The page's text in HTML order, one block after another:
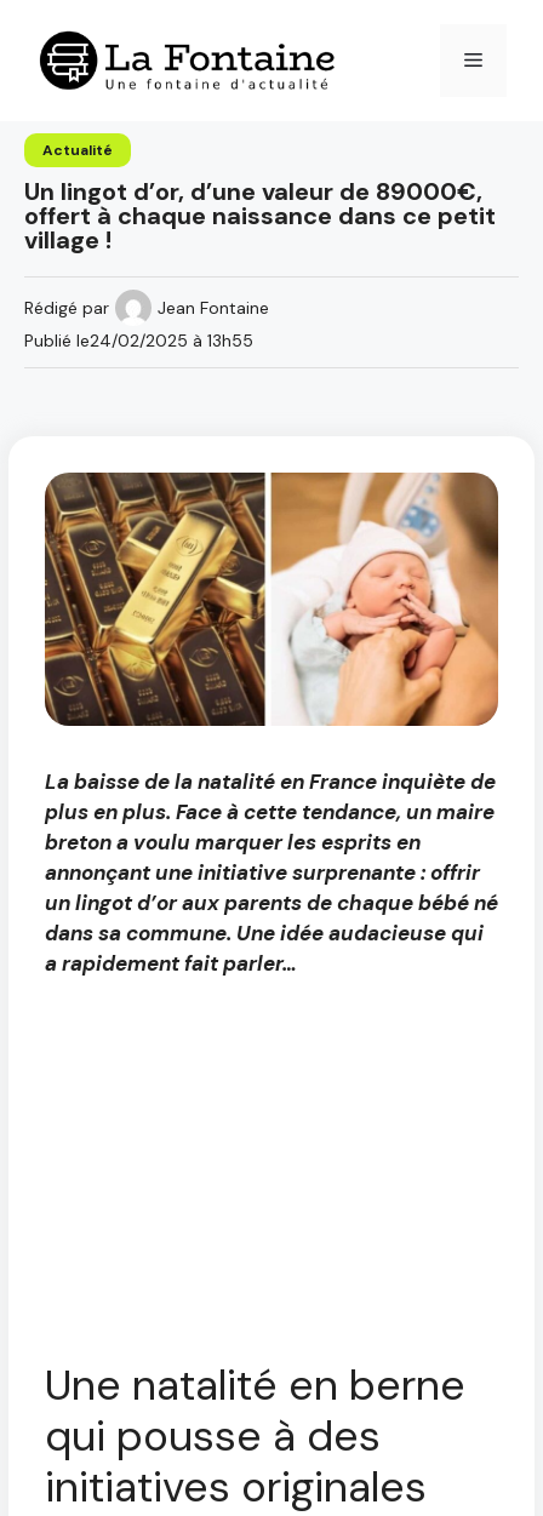
contenu
Menu
Actualité
Un lingot d’or, d’une valeur de 89000€,
offert à chaque naissance dans ce petit
village !
Rédigé par
Jean Fontaine
Publié le24/02/2025 à 13h55
La baisse de la natalité en France inquiète de
plus en plus. Face à cette tendance, un maire
breton a voulu marquer les esprits en
annonçant une initiative surprenante : offrir
un lingot d’or aux parents de chaque bébé né
dans sa commune. Une idée audacieuse qui
a rapidement fait parler…
Une natalité en berne
qui pousse à des
initiatives originales